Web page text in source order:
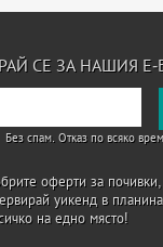
СЕ ЗА НАШИЯ
Без спам. Отказ по всяко
оферти за
уикенд в
на едно място!